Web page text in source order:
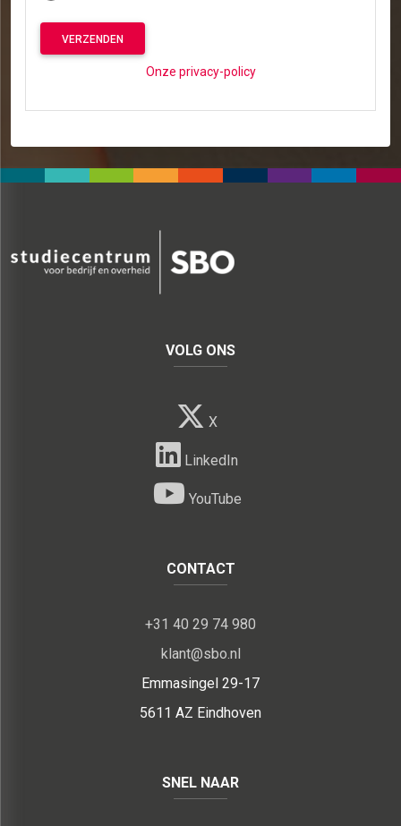
VERZENDEN
Onze privacy-policy
VOLG ONS
X
LinkedIn
YouTube
CONTACT
+31 40 29 74 980
klant@sbo.nl
Emmasingel 29-17
5611 AZ Eindhoven
SNEL NAAR